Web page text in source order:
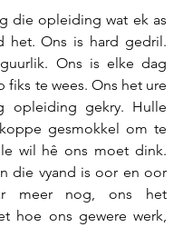
die opleiding wat ek as
het. Ons is hard gedril.
Ons is elke dag
fiks te wees. Ons het ure
opleiding gekry. Hulle
gesmokkel om te
wil hê ons moet dink.
die vyand is oor en oor
meer nog, ons het
hoe ons gewere werk,